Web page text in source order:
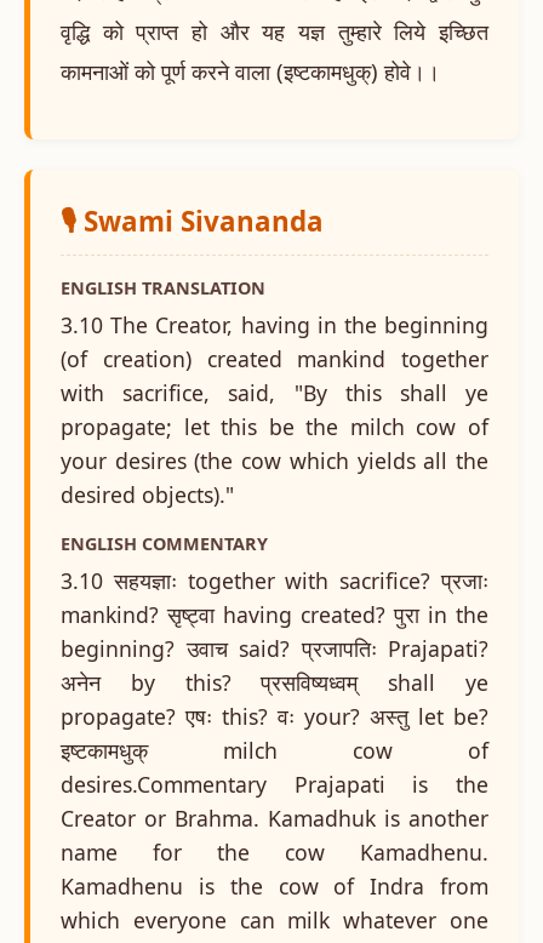
वृद्धि को प्राप्त हो और यह यज्ञ तुम्हारे लिये इच्छित
कामनाओं को पूर्ण करने वाला (इष्टकामधुक्) होवे।।
🎙️ Swami Sivananda
ENGLISH TRANSLATION
3.10 The Creator, having in the beginning
(of creation) created mankind together
with sacrifice, said, "By this shall ye
propagate; let this be the milch cow of
your desires (the cow which yields all the
desired objects)."
ENGLISH COMMENTARY
3.10 सहयज्ञाः together with sacrifice? प्रजाः
mankind? सृष्ट्वा having created? पुरा in the
beginning? उवाच said? प्रजापतिः Prajapati?
अनेन by this? प्रसविष्यध्वम् shall ye
propagate? एषः this? वः your? अस्तु let be?
इष्टकामधुक् milch cow of
desires.Commentary Prajapati is the
Creator or Brahma. Kamadhuk is another
name for the cow Kamadhenu.
Kamadhenu is the cow of Indra from
which everyone can milk whatever one